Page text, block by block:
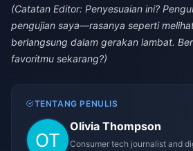
(Catatan Editor: Penyesuaian ini?
pengujian saya—rasanya seperti
berlangsung dalam gerakan lambat.
favoritmu sekarang?)
TENTANG PENULIS
Olivia Thompson
Consumer tech journalist and